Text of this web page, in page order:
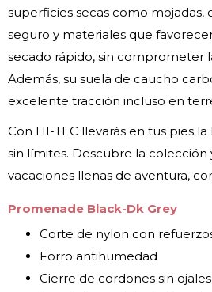
superficies secas como mojadas,
seguro y materiales que
secado rápido, sin comprometer
Además, su suela de caucho
excelente tracción incluso en
Con HI-TEC llevarás en tus pies
sin límites. Descubre la
vacaciones llenas de aventura,
Promenade Black-Dk Grey
Corte de nylon con
Forro antihumedad
Cierre de cordones sin